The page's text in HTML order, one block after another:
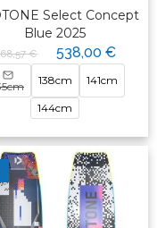
Select Concept
Blue 2025
€ 538,00 €
138cm 141cm
144cm